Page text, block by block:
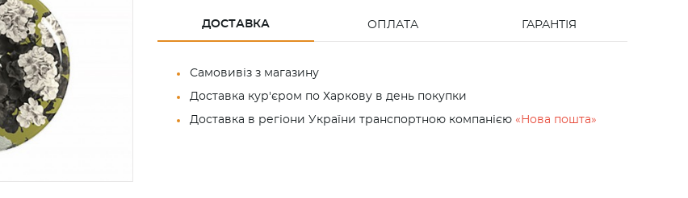
ДОСТАВКА ОПЛАТА ГАРАНТІЯ
Самовивіз з магазину
Доставка кур'єром по Харкову в день покупки
Доставка в регіони України транспортною компанією «Нова пошта»